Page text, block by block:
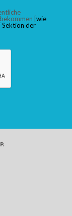
[wie
Sektion der